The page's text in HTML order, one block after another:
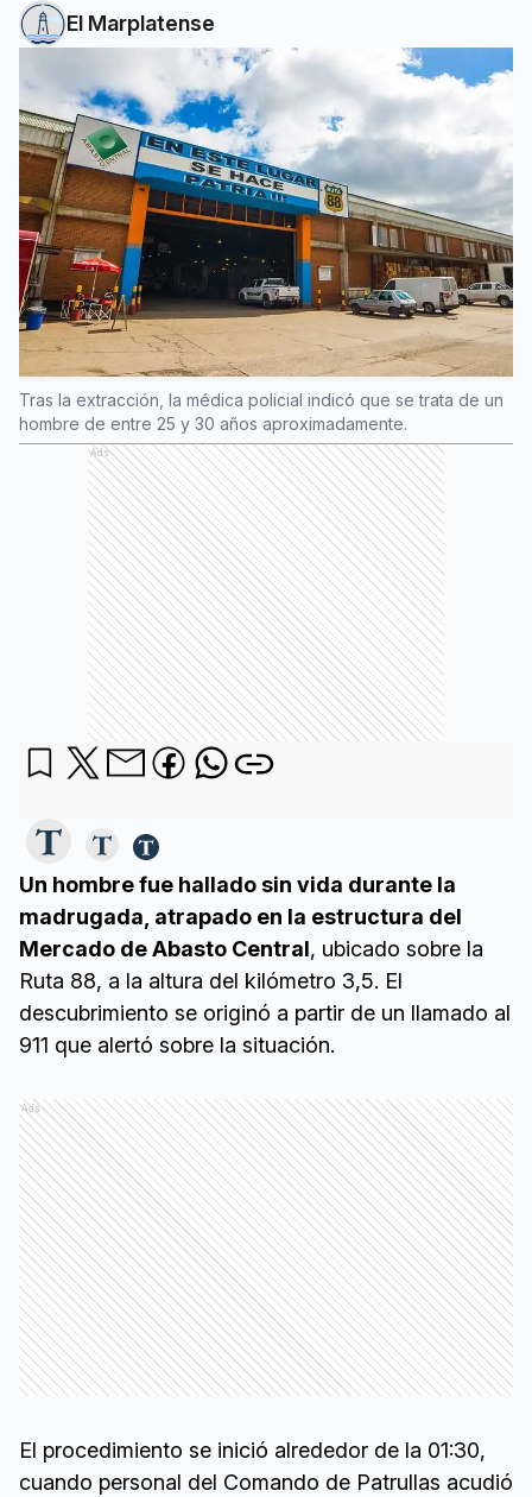
El Marplatense
Tras la extracción, la médica policial indicó que se trata de un
hombre de entre 25 y 30 años aproximadamente.
Ads
Un hombre fue hallado sin vida durante la
madrugada, atrapado en la estructura del
Mercado de Abasto Central, ubicado sobre la
Ruta 88, a la altura del kilómetro 3,5. El
descubrimiento se originó a partir de un llamado al
911 que alertó sobre la situación.
Ads
El procedimiento se inició alrededor de la 01:30,
cuando personal del Comando de Patrullas acudió